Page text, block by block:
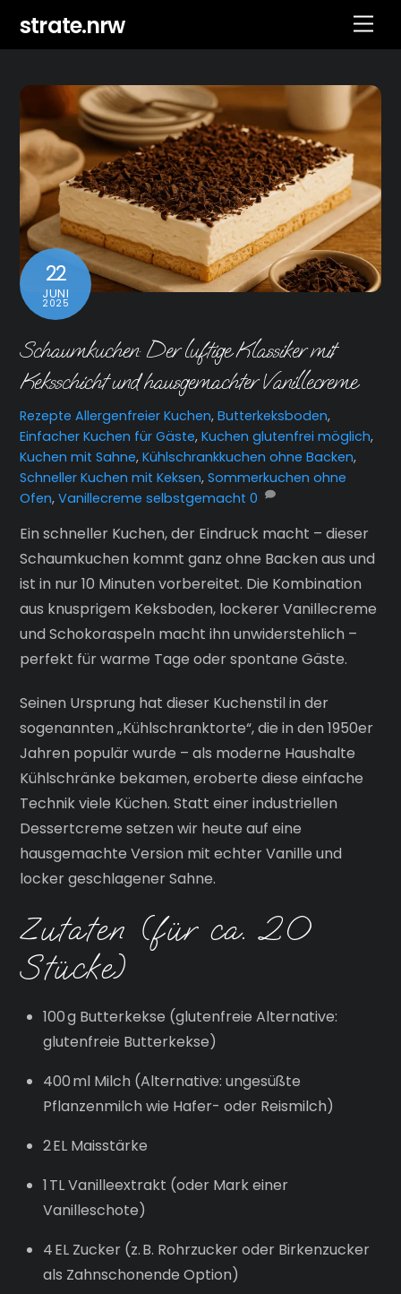
strate.nrw
22
JUNI
2025
Schaumkuchen: Der luftige Klassiker mit
Keksschicht und hausgemachter Vanillecreme
Rezepte Allergenfreier Kuchen,Butterkeksboden,
Einfacher Kuchen für Gäste,Kuchen glutenfrei möglich,
Kuchen mit Sahne,Kühlschrankkuchen ohne Backen,
Schneller Kuchen mit Keksen,Sommerkuchen ohne
Ofen,Vanillecreme selbstgemacht 0
Ein schneller Kuchen, der Eindruck macht – dieser
Schaumkuchen kommt ganz ohne Backen aus und
ist in nur 10 Minuten vorbereitet. Die Kombination
aus knusprigem Keksboden, lockerer Vanillecreme
und Schokoraspeln macht ihn unwiderstehlich –
perfekt für warme Tage oder spontane Gäste.
Seinen Ursprung hat dieser Kuchenstil in der
sogenannten „Kühlschranktorte“, die in den 1950er
Jahren populär wurde – als moderne Haushalte
Kühlschränke bekamen, eroberte diese einfache
Technik viele Küchen. Statt einer industriellen
Dessertcreme setzen wir heute auf eine
hausgemachte Version mit echter Vanille und
locker geschlagener Sahne.
Zutaten (für ca. 20
Stücke)
100 g Butterkekse (glutenfreie Alternative:
glutenfreie Butterkekse)
400 ml Milch (Alternative: ungesüßte
Pflanzenmilch wie Hafer- oder Reismilch)
2 EL Maisstärke
1 TL Vanilleextrakt (oder Mark einer
Vanilleschote)
4 EL Zucker (z. B. Rohrzucker oder Birkenzucker
als Zahnschonende Option)